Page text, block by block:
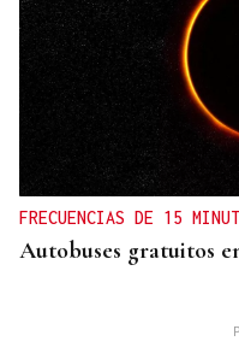
FRECUENCIAS DE 15
Autobuses gratuitos